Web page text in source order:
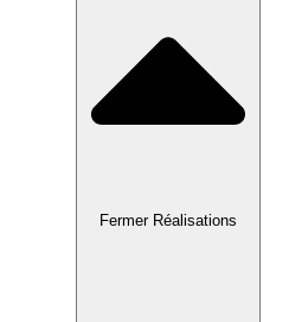
Fermer Réalisations